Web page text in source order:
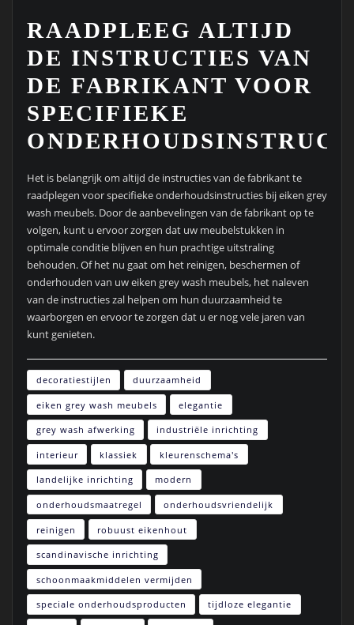
RAADPLEEG ALTIJD
DE INSTRUCTIES VAN
DE FABRIKANT VOOR
SPECIFIEKE
Het is belangrijk om altijd de instructies van de fabrikant te
raadplegen voor specifieke onderhoudsinstructies bij eiken grey
wash meubels. Door de aanbevelingen van de fabrikant op te
volgen, kunt u ervoor zorgen dat uw meubelstukken in
optimale conditie blijven en hun prachtige uitstraling
behouden. Of het nu gaat om het reinigen, beschermen of
onderhouden van uw eiken grey wash meubels, het naleven
van de instructies zal helpen om hun duurzaamheid te
waarborgen en ervoor te zorgen dat u er nog vele jaren van
kunt genieten.
decoratiestijlen duurzaamheid
eiken grey wash meubels elegantie
grey wash afwerking industriële inrichting
interieur klassiek kleurenschema's
landelijke inrichting modern
onderhoudsmaatregel onderhoudsvriendelijk
reinigen robuust eikenhout
scandinavische inrichting
schoonmaakmiddelen vermijden
speciale onderhoudsproducten tijdloze elegantie